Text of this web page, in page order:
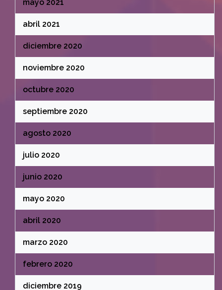
mayo 2021
abril 2021
diciembre 2020
noviembre 2020
octubre 2020
septiembre 2020
agosto 2020
julio 2020
junio 2020
mayo 2020
abril 2020
marzo 2020
febrero 2020
diciembre 2019